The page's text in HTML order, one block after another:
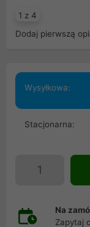
1 z 4
Dodaj pierwszą
Wysyłkowa:
Stacjonarna:
Na
Zapytaj